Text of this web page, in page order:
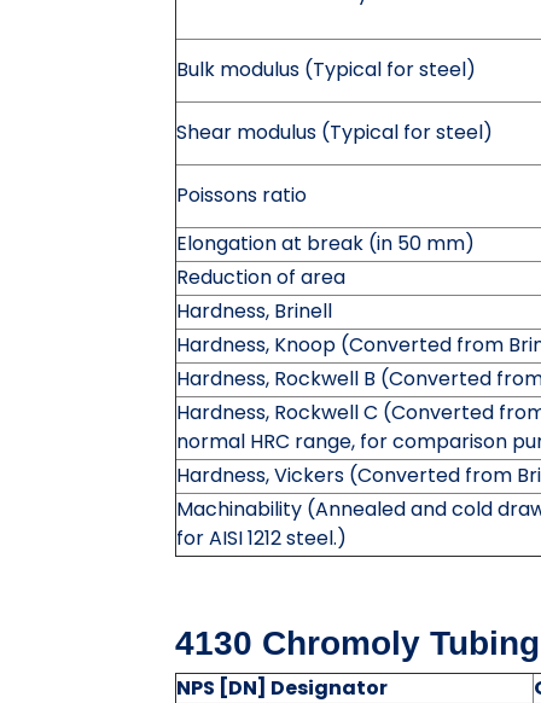
Bulk modulus (Typical for steel)
Shear modulus (Typical for steel)
Poissons ratio
Elongation at break (in 50 mm)
Reduction of area
Hardness, Brinell
Hardness, Knoop (Converted from
Hardness, Rockwell B (Converted
Hardness, Rockwell C (Converted
normal HRC range, for comparison
Hardness, Vickers (Converted from
Machinability (Annealed and cold
for AISI 1212 steel.)
4130 Chromoly
NPS [DN] Designator